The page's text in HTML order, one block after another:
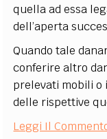
quella ad essa
dell’aperta
Quando tale
conferire altro
prelevati mobili
delle rispettive
Leggi Il